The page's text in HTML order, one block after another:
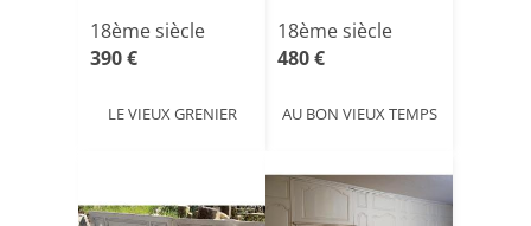
18ème siècle
390 €
LE VIEUX GRENIER
18ème siècle
480 €
AU BON VIEUX TEMPS